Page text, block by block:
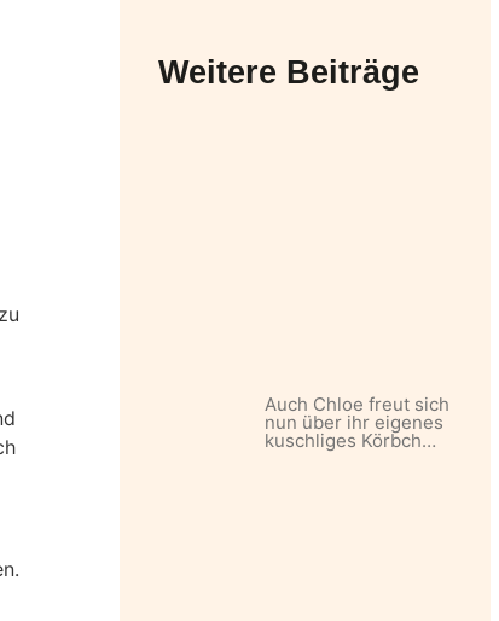
Weitere Beiträge
Auch Chloe freut sich
nun über ihr eigenes
kuschliges Körbch…